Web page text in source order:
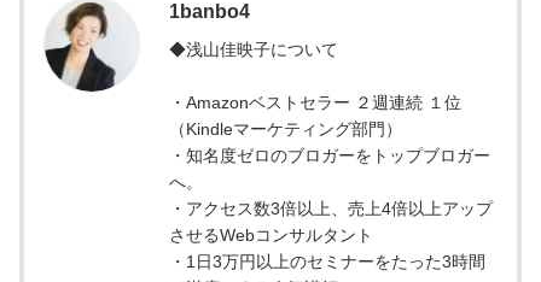
1banbo4
◆浅山佳映子について
・Amazonベストセラー ２週連続 １位
（Kindleマーケティング部門）
・知名度ゼロのブロガーをトップブロガー
へ。
・アクセス数3倍以上、売上4倍以上アップ
させるWebコンサルタント
・1日3万円以上のセミナーをたった3時間